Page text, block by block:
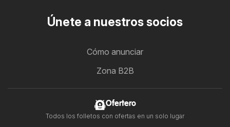
Únete a nuestros socios
Cómo anunciar
Zona B2B
Ofertero
Todos los folletos con ofertas en un solo lugar